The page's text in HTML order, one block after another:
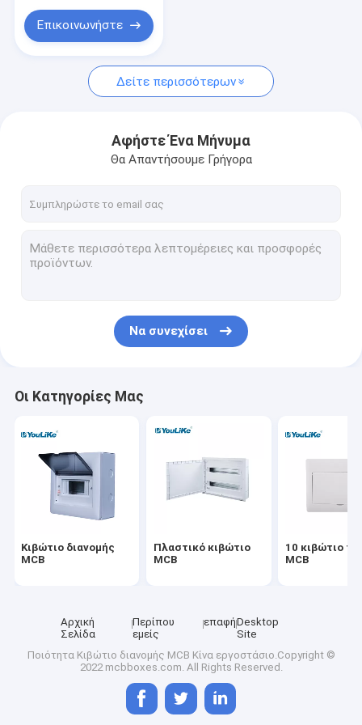
εσωτερικό
Επικοινωνήστε
Δείτε περισσότερων
Αφήστε Ένα Μήνυμα
Θα Απαντήσουμε Γρήγορα
Να συνεχίσει
Οι Κατηγορίες Μας
Κιβώτιο διανομής
MCB
Πλαστικό κιβώτιο
MCB
10 κιβώτιο
MCB
Αρχική
Σελίδα
Περίπου
εμείς
επαφήDesktop
Site
Ποιότητα Κιβώτιο διανομής MCB Κίνα εργοστάσιο.Copyright ©
2022 mcbboxes.com. All Rights Reserved.